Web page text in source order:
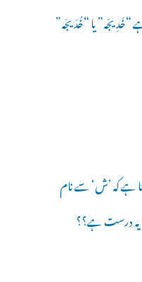
“خَدِیجَہ” یا “خُدَیجَہ”
ہے کہ ’ش‘ سے نام
یہ درست ہے؟؟